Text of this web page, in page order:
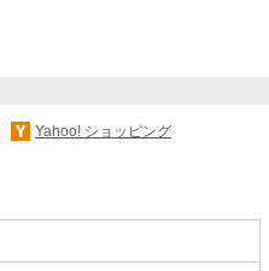
Yahoo! ショッピング